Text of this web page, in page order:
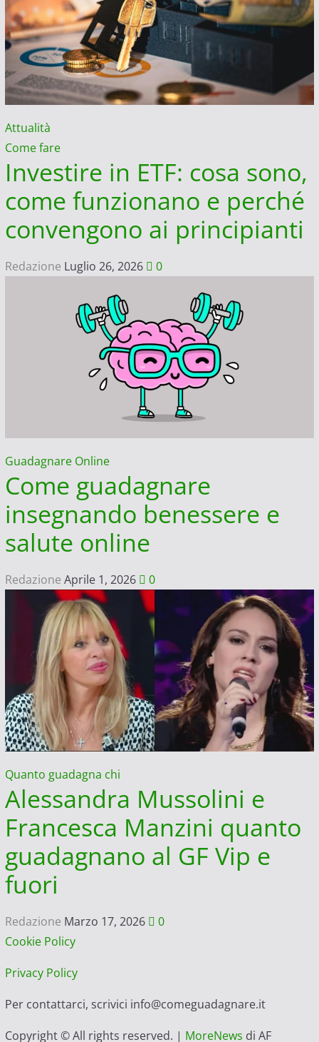
Attualità
Come fare
Investire in ETF: cosa sono,
come funzionano e perché
convengono ai principianti
Redazione Luglio 26, 2026 0
Guadagnare Online
Come guadagnare
insegnando benessere e
salute online
Redazione Aprile 1, 2026 0
Quanto guadagna chi
Alessandra Mussolini e
Francesca Manzini quanto
guadagnano al GF Vip e
fuori
Redazione Marzo 17, 2026
0
Cookie Policy
Privacy Policy
Per contattarci, scrivici info@comeguadagnare.it
Copyright © All rights reserved. | MoreNews di AF